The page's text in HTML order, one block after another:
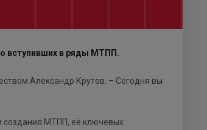
вступивших в ряды МТПП.
Александр Крутов. – Сегодня вы
создания МТПП, её ключевых